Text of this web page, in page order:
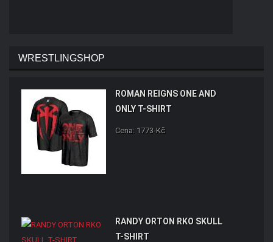
WRESTLINGSHOP
ROMAN REIGNS ONE AND
ONLY T-SHIRT
Cena: 1773-Kč
RANDY ORTON RKO SKULL
T-SHIRT